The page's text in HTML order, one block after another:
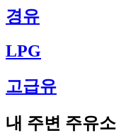
경유
LPG
고급유
내 주변 주유소